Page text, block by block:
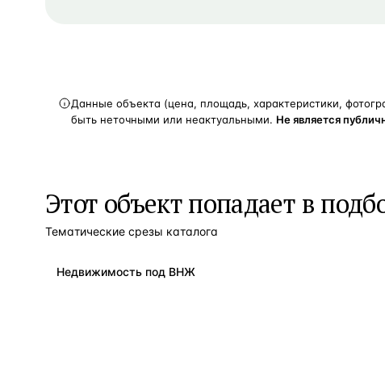
Данные объекта (цена, площадь, характеристики,
быть неточными или неактуальными. Не является
Этот объект попадает в
Тематические срезы каталога
Недвижимость под ВНЖ